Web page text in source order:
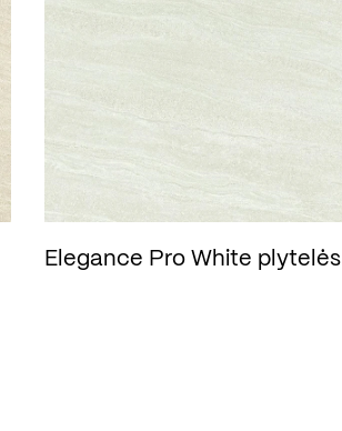
Elegance Pro White plytelės